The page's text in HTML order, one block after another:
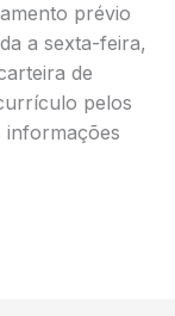
prévio
a sexta-feira,
de
pelos
informações